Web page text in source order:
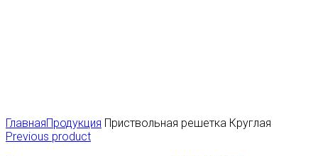
ГлавнаяПродукция Приствольная решетка Круглая
Previous product